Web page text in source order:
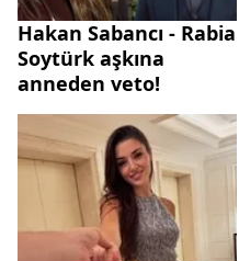
Hakan Sabancı - Rabia
Soytürk aşkına
anneden veto!